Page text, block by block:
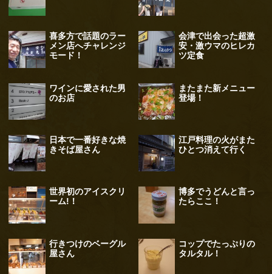
喜多方で話題のラー
メン店へチャレンジ
モード！
会津で出会った超激
安・激ウマのヒレカ
ツ定食
ワインに愛された男
のお店
またまた新メニュー
登場！
日本で一番好きな焼
きそば屋さん
江戸料理の火がまた
ひとつ消えて行く
世界初のアイスクリ
ーム!！
博多でうどんと言っ
たらここ！
行きつけのベーグル
屋さん
コップでたっぷりの
タルタル！